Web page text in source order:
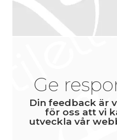
Ge
Din feedback är
för oss att vi
utveckla vår